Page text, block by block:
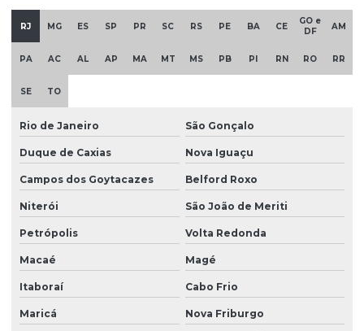
Elaboração de pgr
Empresa laudo spda
Empresa que faz ltcat
Empresa sst esocial
Empresas de ltcat
Empresas que fazem ltcat
Esocial envio de eventos
Gestão de empregados esocial
RJ MG ES SP PR SC RS PE BA CE
GO e
DF
AM
PA AC AL AP MA MT MS PB PI RN RO RR
SE TO
Rio de Janeiro São Gonçalo
Duque de Caxias Nova Iguaçu
Campos dos Goytacazes Belford Roxo
Niterói São João de Meriti
Petrópolis Volta Redonda
Macaé Magé
Itaboraí Cabo Frio
Maricá Nova Friburgo